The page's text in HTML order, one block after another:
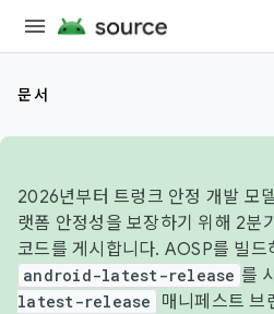
문서
2026년부터 트렁크 안정 개발 모
랫폼 안정성을 보장하기 위해 2분
코드를 게시합니다. AOSP를 빌드
android-latest-release 를
latest-release
매니페스트 브